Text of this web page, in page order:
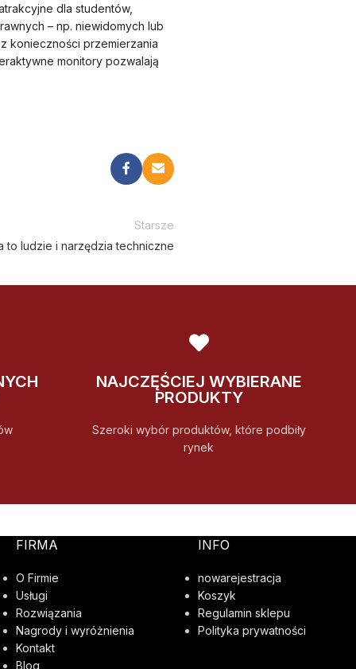
dla studentów,
– np. niewidomych lub
konieczności przemierzania
monitory pozwalają
Starsze
to ludzie i narzędzia techniczne
NAJCZĘŚCIEJ WYBIERANE
PRODUKTY
Szeroki wybór produktów, które podbiły
rynek
FIRMA
O Firmie
Usługi
Rozwiązania
Nagrody i wyróżnienia
Kontakt
Blog
INFO
nowarejestracja
Koszyk
Regulamin sklepu
Polityka prywatności